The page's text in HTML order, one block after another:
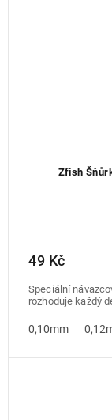
Zfish
49 Kč
Speciální
rozhoduje každý
0,10mm